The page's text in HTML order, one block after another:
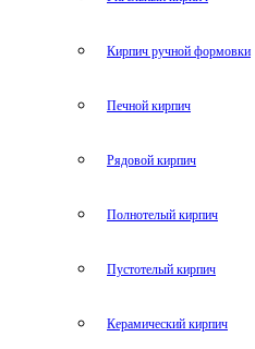
Кирпич ручной формовки
Печной кирпич
Рядовой кирпич
Полнотелый кирпич
Пустотелый кирпич
Керамический кирпич